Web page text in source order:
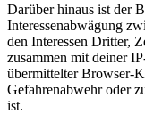
Darüber hinaus ist der
Interessenabwägung
den Interessen Dritter,
zusammen mit deiner
übermittelter Browser-
Gefahrenabwehr oder
ist.